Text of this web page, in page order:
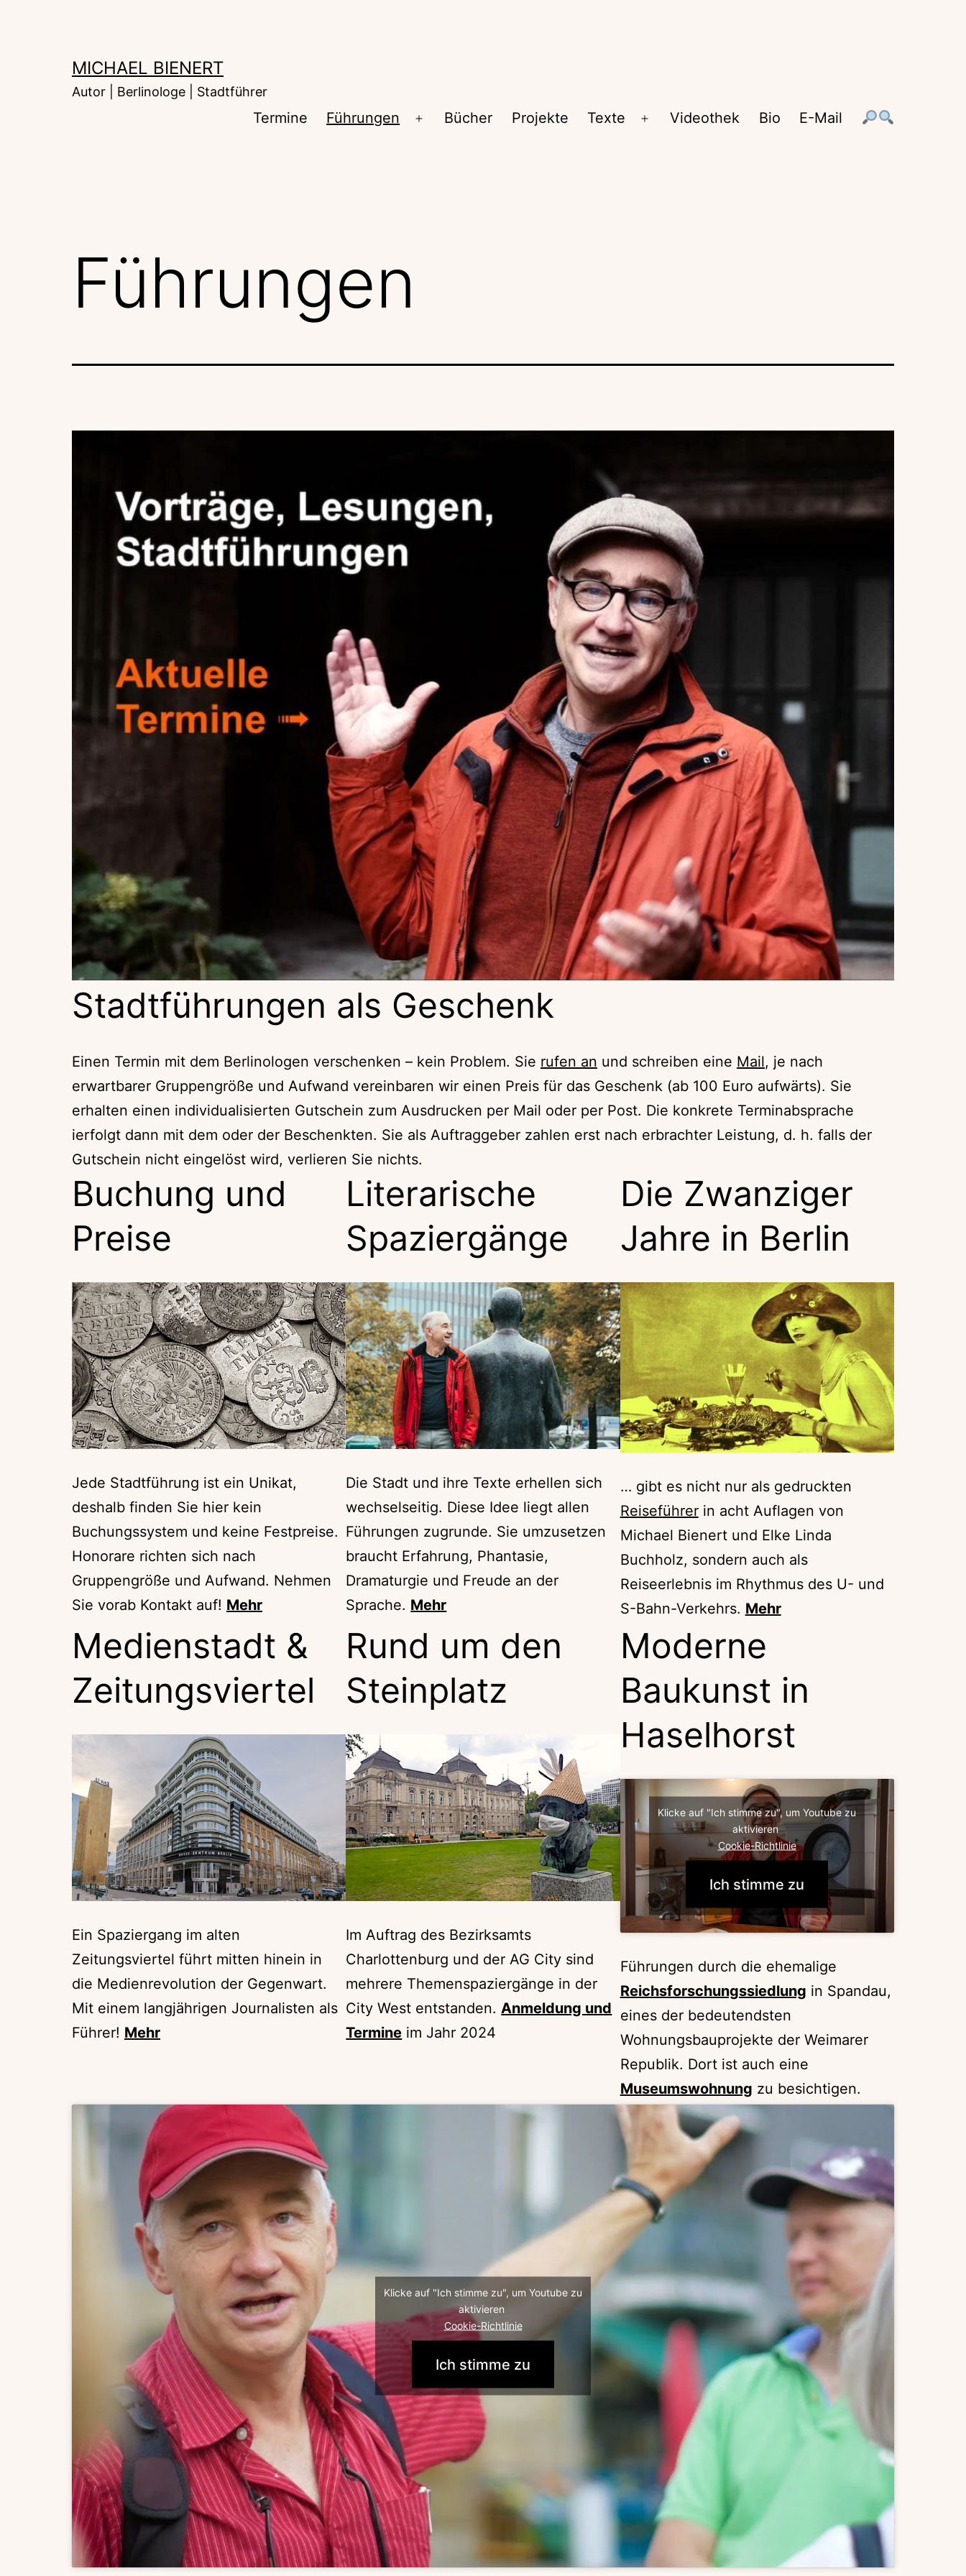
MICHAEL BIENERT
Autor | Berlinologe | Stadtführer
Termine Führungen
Menü
Bücher Projekte Texte
Menü
Videothek Bio E-Mail
Führungen
Stadtführungen als Geschenk
Einen Termin mit dem Berlinologen verschenken – kein Problem. Sie rufen an und schreiben eine Mail, je nach
erwartbarer Gruppengröße und Aufwand vereinbaren wir einen Preis für das Geschenk (ab 100 Euro aufwärts). Sie
erhalten einen individualisierten Gutschein zum Ausdrucken per Mail oder per Post. Die konkrete Terminabsprache
ierfolgt dann mit dem oder der Beschenkten. Sie als Auftraggeber zahlen erst nach erbrachter Leistung, d. h. falls der
Gutschein nicht eingelöst wird, verlieren Sie nichts.
Buchung und
Preise
Jede Stadtführung ist ein Unikat,
deshalb finden Sie hier kein
Buchungssystem und keine Festpreise.
Honorare richten sich nach
Gruppengröße und Aufwand. Nehmen
Sie vorab Kontakt auf! Mehr
Literarische
Spaziergänge
Die Stadt und ihre Texte erhellen sich
wechselseitig. Diese Idee liegt allen
Führungen zugrunde. Sie umzusetzen
braucht Erfahrung, Phantasie,
Dramaturgie und Freude an der
Sprache. Mehr
Die Zwanziger
Jahre in Berlin
… gibt es nicht nur als gedruckten
Reiseführerin acht Auflagen von
Michael Bienert und Elke Linda
Buchholz, sondern auch als
Reiseerlebnis im Rhythmus des U- und
S-Bahn-Verkehrs. Mehr
Medienstadt &
Zeitungsviertel
Ein Spaziergang im alten
Zeitungsviertel führt mitten hinein in
die Medienrevolution der Gegenwart.
Mit einem langjährigen Journalisten als
Führer! Mehr
Rund um den
Steinplatz
Im Auftrag des Bezirksamts
Charlottenburg und der AG City sind
mehrere Themenspaziergänge in der
City West entstanden.Anmeldung und
Termine im Jahr 2024
Moderne
Baukunst in
Haselhorst
Klicke auf "Ich stimme zu", um Youtube zu
aktivieren
Cookie-Richtlinie
Ich stimme zu
Führungen durch die ehemalige
Reichsforschungssiedlung in Spandau,
eines der bedeutendsten
Wohnungsbauprojekte der Weimarer
Republik. Dort ist auch eine
Museumswohnung zu besichtigen.
Klicke auf "Ich stimme zu", um Youtube zu
aktivieren
Cookie-Richtlinie
Ich stimme zu